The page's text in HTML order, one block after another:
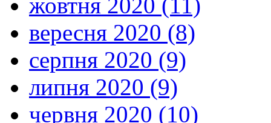
вересня 2020 (8)
серпня 2020 (9)
липня 2020 (9)
червня 2020 (10)